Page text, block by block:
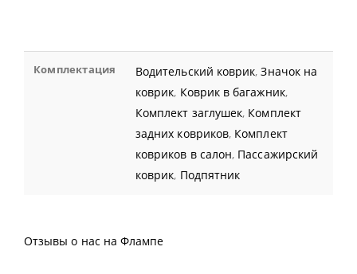
Комплектация Водительский коврик,Значок на
коврик, Коврик в багажник,
Комплект заглушек, Комплект
задних ковриков, Комплект
ковриков в салон, Пассажирский
коврик, Подпятник
Отзывы о нас на Флампе